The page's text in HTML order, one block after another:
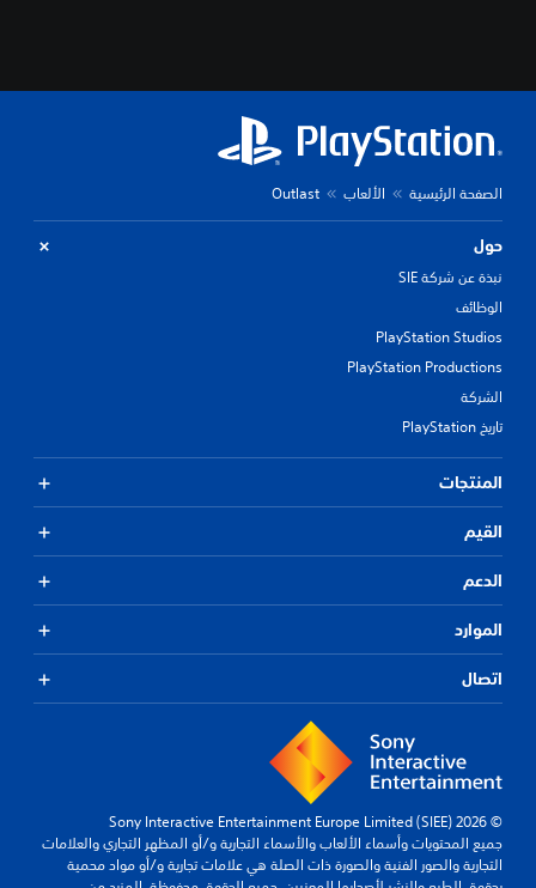
الصفحة الرئيسية الألعاب Outlast
حول
نبذة عن شركة SIE
الوظائف
PlayStation Studios
PlayStation Productions
الشركة
تاريخ PlayStation
المنتجات
القيم
الدعم
الموارد
اتصال
© 2026 Sony Interactive Entertainment Europe Limited (SIEE)
جميع المحتويات وأسماء الألعاب والأسماء التجارية و/أو المظهر التجاري والعلامات
التجارية والصور الفنية والصورة ذات الصلة هي علامات تجارية و/أو مواد محمية